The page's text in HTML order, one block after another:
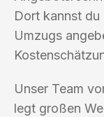
Dort kannst
Umzugs
Unser Team
legt großen